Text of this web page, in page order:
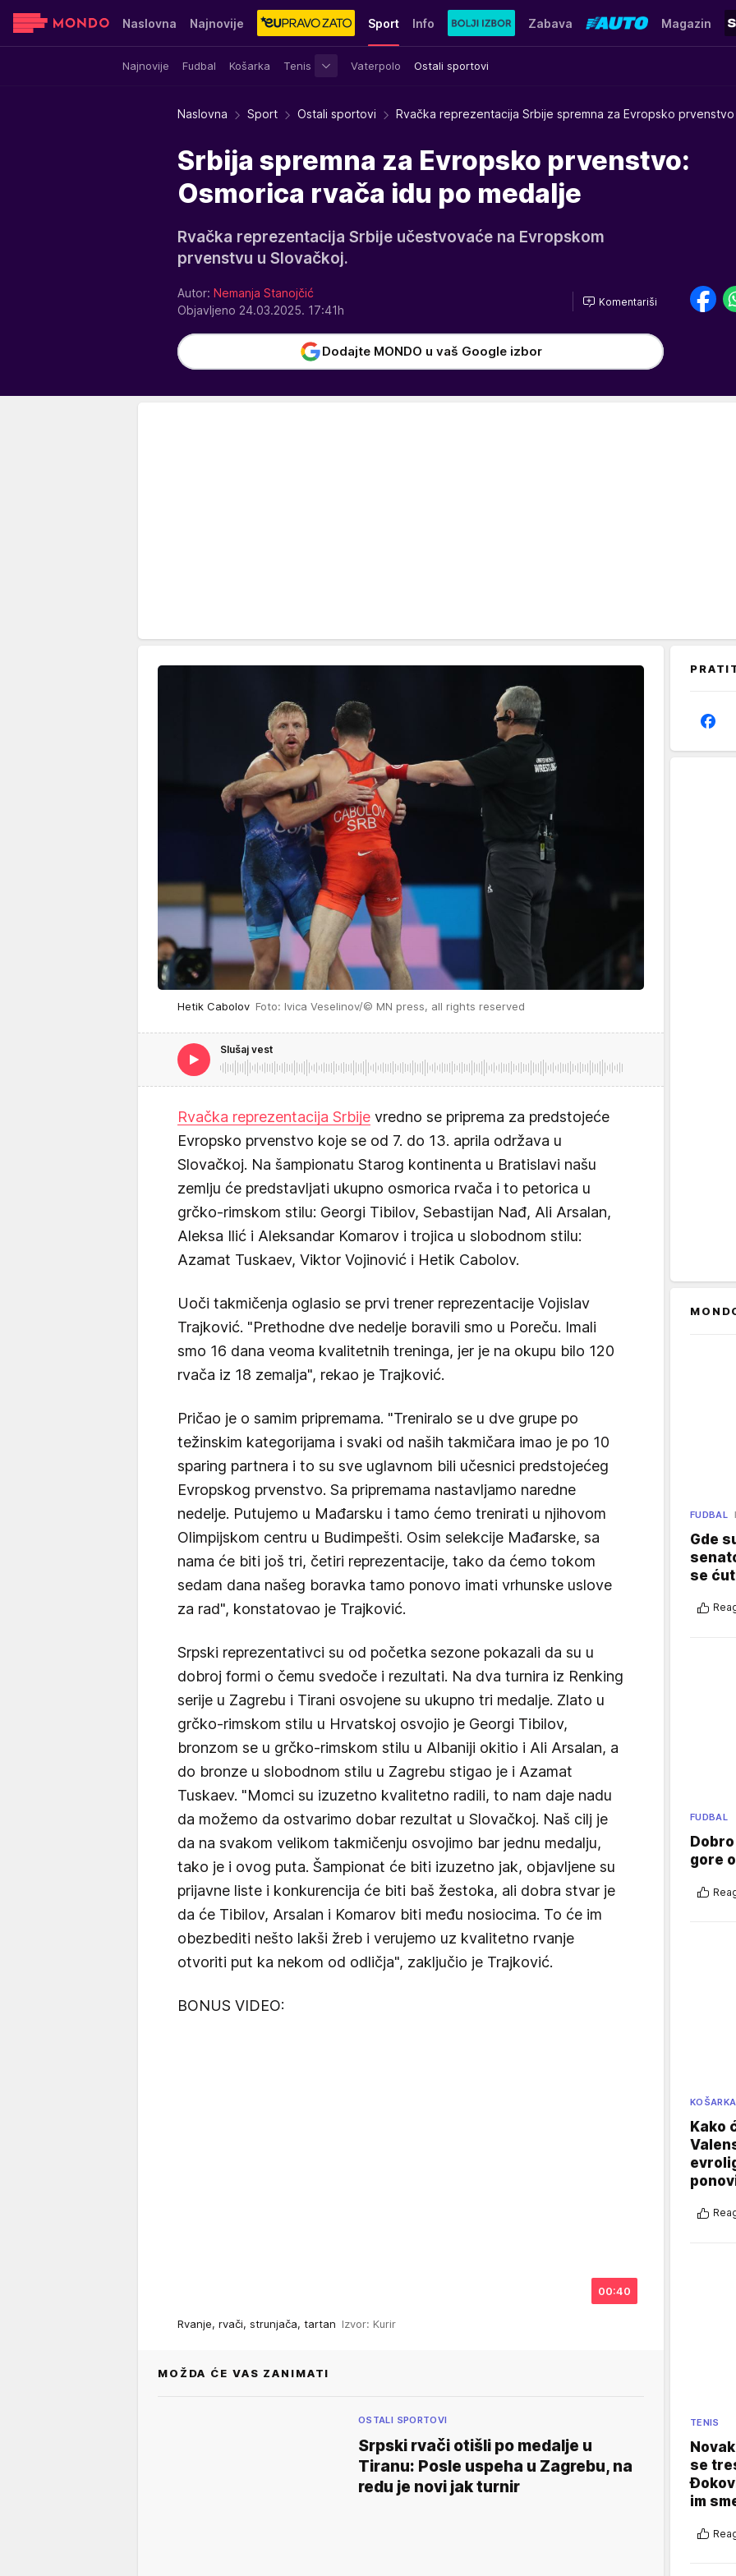
Naslovna Najnovije Sport
Najnovije Fudbal Košarka Tenis Vaterpolo Ostali sportovi
Info Zabava Magazin
Sensa Stvar ukusa Yumama
Naslovna Sport Ostali sportovi Rvačka reprezentacija Srbije spremna za Evropsko prvenstvo
Srbija spremna za Evropsko prvenstvo:
Osmorica rvača idu po medalje
Rvačka reprezentacija Srbije učestvovaće na Evropskom
prvenstvu u Slovačkoj.
Autor: Nemanja Stanojčić
Objavljeno 24.03.2025. 17:41h
Komentariši
Dodajte MONDO u vaš Google izbor
Hetik Cabolov Foto: Ivica Veselinov/© MN press, all rights reserved
Slušaj vest
Rvačka reprezentacija Srbije vredno se priprema za predstojeće
Evropsko prvenstvo koje se od 7. do 13. aprila održava u
Slovačkoj. Na šampionatu Starog kontinenta u Bratislavi našu
zemlju će predstavljati ukupno osmorica rvača i to petorica u
grčko-rimskom stilu: Georgi Tibilov, Sebastijan Nađ, Ali Arsalan,
Aleksa Ilić i Aleksandar Komarov i trojica u slobodnom stilu:
Azamat Tuskaev, Viktor Vojinović i Hetik Cabolov.
Uoči takmičenja oglasio se prvi trener reprezentacije Vojislav
Trajković. "Prethodne dve nedelje boravili smo u Poreču. Imali
smo 16 dana veoma kvalitetnih treninga, jer je na okupu bilo 120
rvača iz 18 zemalja", rekao je Trajković.
Pričao je o samim pripremama. "Treniralo se u dve grupe po
težinskim kategorijama i svaki od naših takmičara imao je po 10
sparing partnera i to su sve uglavnom bili učesnici predstojećeg
Evropskog prvenstvo. Sa pripremama nastavljamo naredne
nedelje. Putujemo u Mađarsku i tamo ćemo trenirati u njihovom
Olimpijskom centru u Budimpešti. Osim selekcije Mađarske, sa
nama će biti još tri, četiri reprezentacije, tako da ćemo tokom
sedam dana našeg boravka tamo ponovo imati vrhunske uslove
za rad", konstatovao je Trajković.
Srpski reprezentativci su od početka sezone pokazali da su u
dobroj formi o čemu svedoče i rezultati. Na dva turnira iz Renking
serije u Zagrebu i Tirani osvojene su ukupno tri medalje. Zlato u
grčko-rimskom stilu u Hrvatskoj osvojio je Georgi Tibilov,
bronzom se u grčko-rimskom stilu u Albaniji okitio i Ali Arsalan, a
do bronze u slobodnom stilu u Zagrebu stigao je i Azamat
Tuskaev. "Momci su izuzetno kvalitetno radili, to nam daje nadu
da možemo da ostvarimo dobar rezultat u Slovačkoj. Naš cilj je
da na svakom velikom takmičenju osvojimo bar jednu medalju,
tako je i ovog puta. Šampionat će biti izuzetno jak, objavljene su
prijavne liste i konkurencija će biti baš žestoka, ali dobra stvar je
da će Tibilov, Arsalan i Komarov biti među nosiocima. To će im
obezbediti nešto lakši žreb i verujemo uz kvalitetno rvanje
otvoriti put ka nekom od odličja", zaključio je Trajković.
BONUS VIDEO:
00:40
Rvanje, rvači, strunjača, tartan Izvor: Kurir
MOŽDA ĆE VAS ZANIMATI
OSTALI SPORTOVI
Srpski rvači otišli po medalje u
Tiranu: Posle uspeha u Zagrebu, na
redu je novi jak turnir
FUDBAL
Gde
se
FUDBAL
gore
KOŠARKA
Kako
TENIS
se
im